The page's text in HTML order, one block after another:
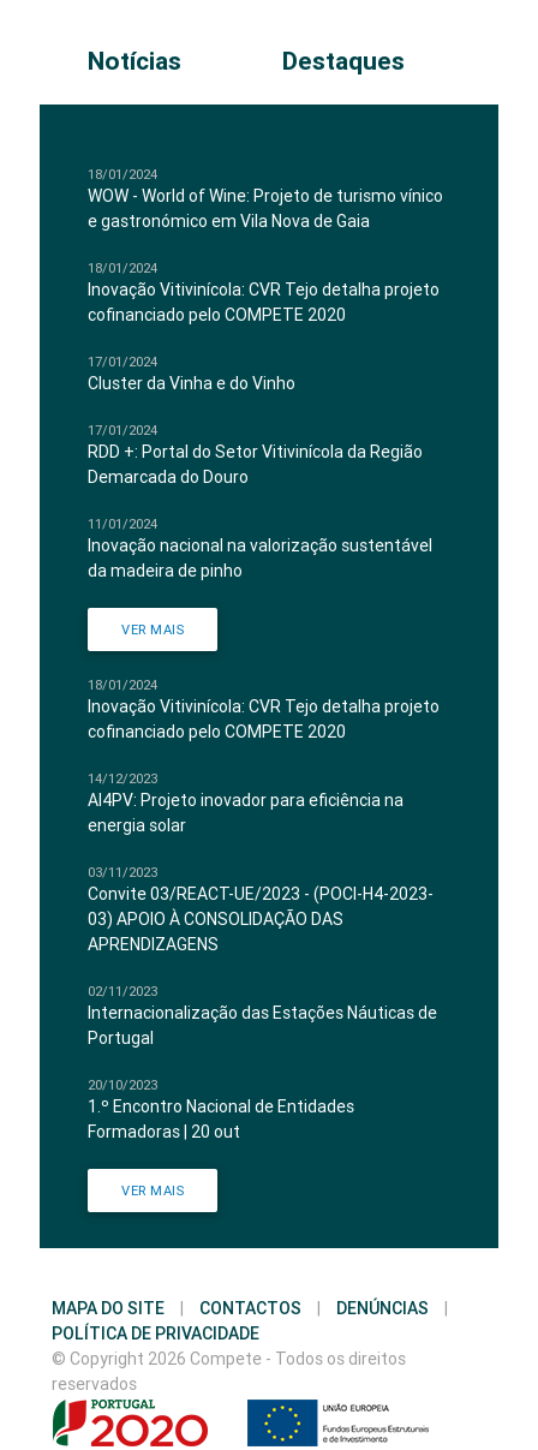
Notícias Destaques
18/01/2024
WOW - World of Wine: Projeto de turismo vínico
e gastronómico em Vila Nova de Gaia
18/01/2024
Inovação Vitivinícola: CVR Tejo detalha projeto
cofinanciado pelo COMPETE 2020
17/01/2024
Cluster da Vinha e do Vinho
17/01/2024
RDD +: Portal do Setor Vitivinícola da Região
Demarcada do Douro
11/01/2024
Inovação nacional na valorização sustentável
da madeira de pinho
VER MAIS
18/01/2024
Inovação Vitivinícola: CVR Tejo detalha projeto
cofinanciado pelo COMPETE 2020
14/12/2023
AI4PV: Projeto inovador para eficiência na
energia solar
03/11/2023
Convite 03/REACT-UE/2023 - (POCI-H4-2023-
03) APOIO À CONSOLIDAÇÃO DAS
APRENDIZAGENS
02/11/2023
Internacionalização das Estações Náuticas de
Portugal
20/10/2023
1.º Encontro Nacional de Entidades
Formadoras | 20 out
VER MAIS
MAPA DO SITE | CONTACTOS | DENÚNCIAS
|
POLÍTICA DE PRIVACIDADE
© Copyright 2026 Compete - Todos os direitos
reservados